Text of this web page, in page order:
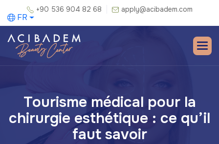
+90 536 904 82 68 apply@acibadem.com
FR
Tourisme médical pour la
chirurgie esthétique : ce qu’il
faut savoir